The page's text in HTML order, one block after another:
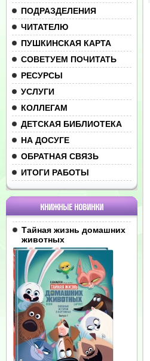
ПОДРАЗДЕЛЕНИЯ
ЧИТАТЕЛЮ
ПУШКИНСКАЯ КАРТА
СОВЕТУЕМ ПОЧИТАТЬ
РЕСУРСЫ
УСЛУГИ
КОЛЛЕГАМ
ДЕТСКАЯ БИБЛИОТЕКА
НА ДОСУГЕ
ОБРАТНАЯ СВЯЗЬ
ИТОГИ РАБОТЫ
КНИЖНЫЕ НОВИНКИ
Тайная жизнь домашних
животных